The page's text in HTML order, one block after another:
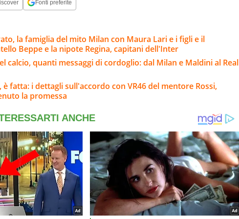
Fonti preferite
la famiglia del mito Milan con Maura Lari e i figli e il
Beppe e la nipote Regina, capitani dell'Inter
calcio, quanti messaggi di cordoglio: dal Milan e Maldini al Real
è fatta: i dettagli sull'accordo con VR46 del mentore Rossi,
la promessa